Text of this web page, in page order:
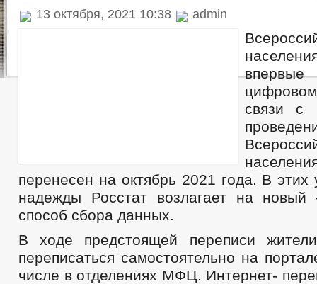
13 октября, 2021 10:38 admin
связи с
перенесен на октябрь 2021 года. В этих
надежды Росстат возлагает на
способ сбора данных.
В ходе предстоящей переписи
переписаться самостоятельно на
числе в отделениях МФЦ. Интернет-